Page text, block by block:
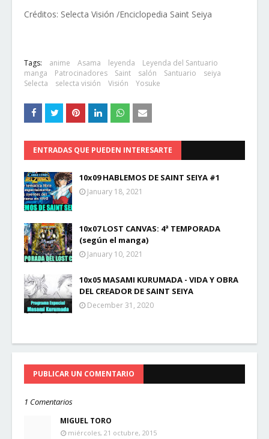
Créditos: Selecta Visión /Enciclopedia Saint Seiya
Tags: anime Asama leyenda
Leyenda del Santuario
manga
Patrocinadores Saint salón Santuario
seiya
Selecta
selecta visión Visión Yosuke
ENTRADAS QUE PUEDEN INTERESARTE
10x09 HABLEMOS DE SAINT SEIYA #1
January 18, 2021
10x07 LOST CANVAS: 4ª TEMPORADA
(según el manga)
January 10, 2021
10x05 MASAMI KURUMADA - VIDA Y OBRA
DEL CREADOR DE SAINT SEIYA
December 31, 2020
PUBLICAR UN COMENTARIO
1 Comentarios
MIGUEL TORO
miércoles, 21 octubre, 2015